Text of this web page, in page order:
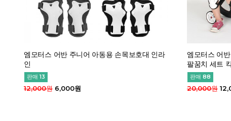
엠모터스 어반 주니어 아동용 손목보호대 인라
인
판매 13
12,000원 6,000원
엠모터스 어
팔꿈치 세트
판매 88
20,000원